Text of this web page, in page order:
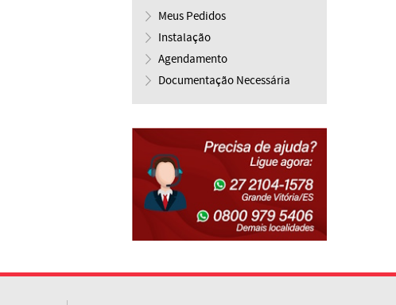
Meus Pedidos
Instalação
Agendamento
Documentação Necessária